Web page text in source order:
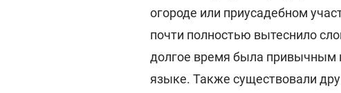
огороде или приусадебном
почти полностью вытеснило
долгое время была привычным
языке. Также существовали